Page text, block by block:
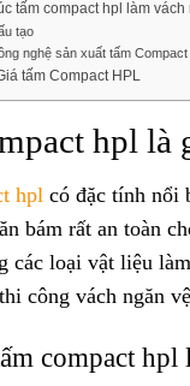
tấm compact hpl làm
tạo
nghệ sản xuất tấm Compact
tấm Compact HPL
hpl là
hpl có đặc tính nổi
bám rất an toàn
các loại vật liệu
công vách ngăn
compact